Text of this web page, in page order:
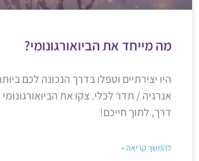
מה מייחד את הביואורגונומי?
היו יצירתיים וטפלו בדרך הנכונה לכם
אנרגיה / תדר לכלי. צקו את
דרך, לתוך חייכם!
להמשך קריאה »